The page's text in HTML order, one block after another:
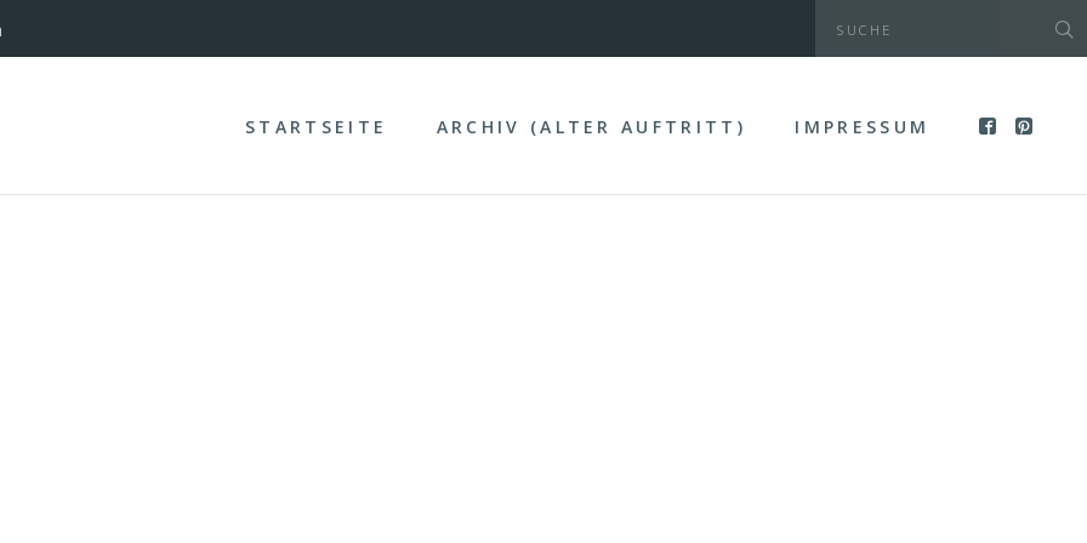
STARTSEITE ARCHIV (ALTER AUFTRITT) IMPRESSUM